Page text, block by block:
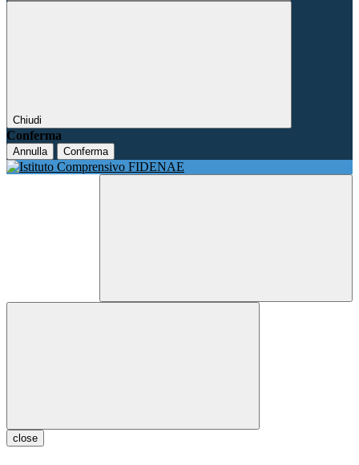
Chiudi
Conferma
Annulla Conferma
close